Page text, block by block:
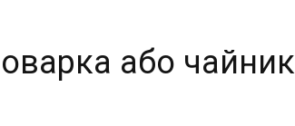
або чайник